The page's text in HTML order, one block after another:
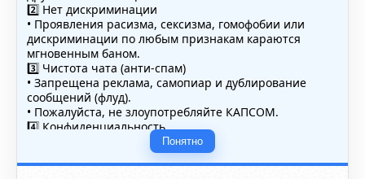
2️⃣ Нет дискриминации
• Проявления расизма, сексизма, гомофобии или
дискриминации по любым признакам караются
мгновенным баном.
3️⃣ Чистота чата (анти-спам)
• Запрещена реклама, самопиар и дублирование
сообщений (флуд).
• Пожалуйста, не злоупотребляйте КАПСОМ.
4️⃣ Конфиденциальность
• Не публикуйте личные данные — свои или чужие
(телефоны, адреса, документы).
5️⃣ Уместность контента
Понятно